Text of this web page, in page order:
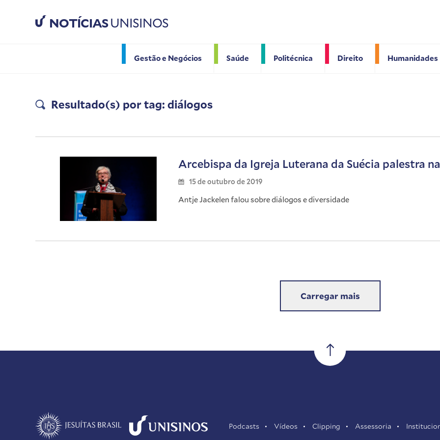
NOTÍCIASUNISINOS
Gestão e Negócios Saúde Politécnica Direito Humanidades
Resultado(s) por tag: diálogos
Arcebispa da Igreja Luterana da Suécia palestra
15 de outubro de 2019
Antje Jackelen falou sobre diálogos e diversidade
Carregar mais
Podcasts Vídeos Clipping Assessoria